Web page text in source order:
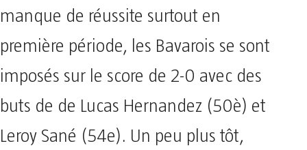
manque de réussite surtout en
première période, les Bavarois se sont
imposés sur le score de 2-0 avec des
buts de de Lucas Hernandez (50è) et
Leroy Sané (54e). Un peu plus tôt,